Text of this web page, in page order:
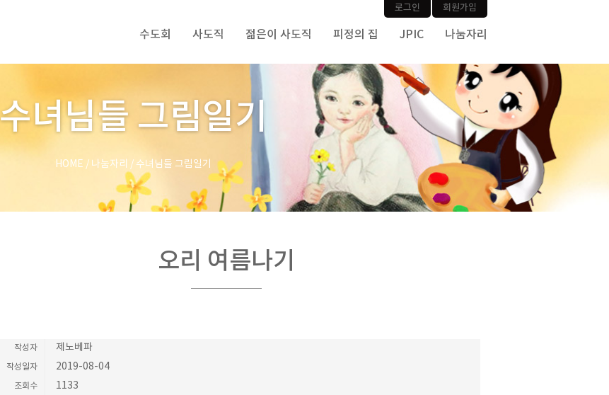
로그인 회원가입
수도회 사도직 젊은이 사도직 피정의 집 JPIC 나눔자리
수녀님들 그림일기
HOME / 나눔자리 / 수녀님들 그림일기
오리 여름나기
작성자 제노베파
작성일자 2019-08-04
조회수 1133